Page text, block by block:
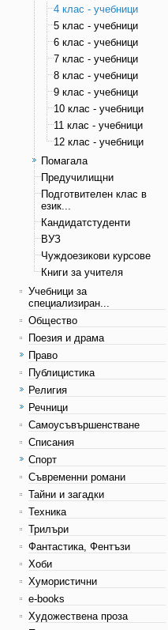
4 клас - учебници
5 клас - учебници
6 клас - учебници
7 клас - учебници
8 клас - учебници
9 клас - учебници
10 клас - учебници
11 клас - учебници
12 клас - учебници
Помагала
Предучилищни
Подготвителен клас в
език...
Кандидатстуденти
ВУЗ
Чуждоезикови курсове
Книги за учителя
Учебници за
специализиран...
Общество
Поезия и драма
Право
Публицистика
Религия
Речници
Самоусъвършенстване
Списания
Спорт
Съвременни романи
Тайни и загадки
Техника
Трилъри
Фантастика, Фентъзи
Хоби
Хумористични
e-books
Художествена проза